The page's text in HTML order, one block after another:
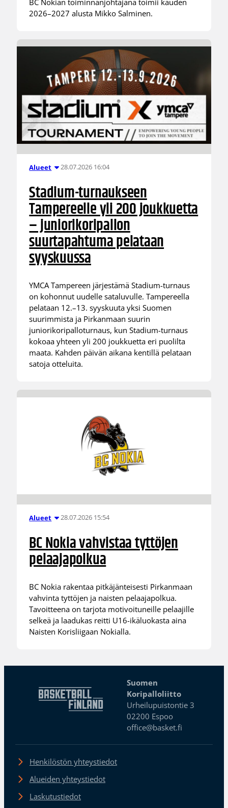
2026–2027 alusta Mikko Salminen.
Alueet 28.07.2026 16:04
Stadium-turnaukseen
Tampereelle yli 200 joukkuetta
– juniorikoripallon
suurtapahtuma pelataan
syyskuussa
YMCA Tampereen järjestämä Stadium-turnaus
on kohonnut uudelle sataluvulle. Tampereella
pelataan 12.–13. syyskuuta yksi Suomen
suurimmista ja Pirkanmaan suurin
juniorikoripalloturnaus, kun Stadium-turnaus
kokoaa yhteen yli 200 joukkuetta eri puolilta
maata. Kahden päivän aikana kentillä pelataan
satoja otteluita.
Alueet 28.07.2026 15:54
BC Nokia vahvistaa tyttöjen
pelaajapolkua
BC Nokia rakentaa pitkäjänteisesti Pirkanmaan
vahvinta tyttöjen ja naisten pelaajapolkua.
Tavoitteena on tarjota motivoituneille pelaajille
selkeä ja laadukas reitti U16-ikäluokasta aina
Naisten Korisliigaan Nokialla.
Suomen
Koripalloliitto
Urheilupuistontie 3
02200 Espoo
office@basket.fi
Henkilöstön yhteystiedot
Alueiden yhteystiedot
Laskutustiedot